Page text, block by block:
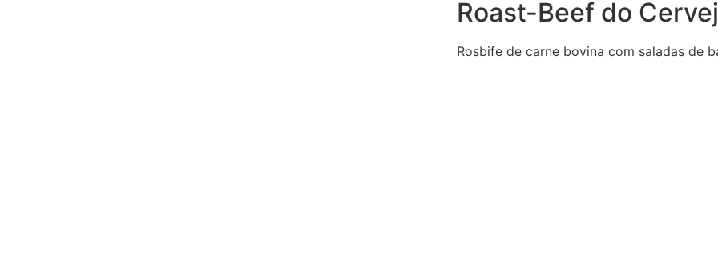
Roast-Beef do
Rosbife de carne bovina com saladas de